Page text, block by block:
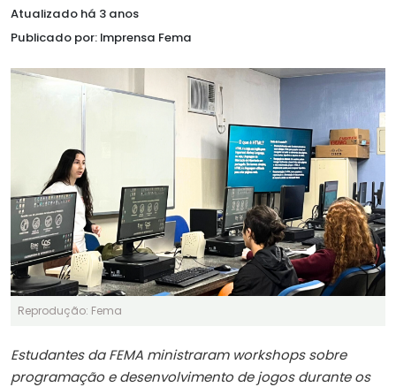
Atualizado há 3 anos
Publicado por: Imprensa Fema
Reprodução: Fema
Estudantes da FEMA ministraram workshops sobre
programação e desenvolvimento de jogos durante os